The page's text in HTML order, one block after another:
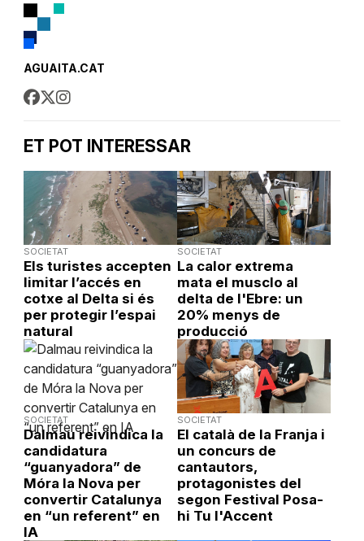
AGUAITA.CAT
ET POT INTERESSAR
SOCIETAT
Els turistes accepten
limitar l’accés en
cotxe al Delta si és
per protegir l’espai
natural
SOCIETAT
La calor extrema
mata el musclo al
delta de l'Ebre: un
20% menys de
producció
SOCIETAT
Dalmau reivindica la
candidatura
“guanyadora” de
Móra la Nova per
convertir Catalunya
en “un referent” en
IA
SOCIETAT
El català de la Franja i
un concurs de
cantautors,
protagonistes del
segon Festival Posa-
hi Tu l'Accent